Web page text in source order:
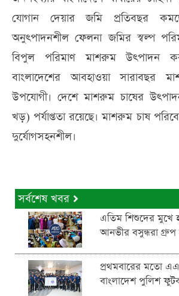
যোগান দেয়ার জমি প্রতিবছর
অনুৎপাদনশীল ফেলনা জমির স্বল্প
বিপুল পরিমাণ মাশরুম উৎপাদন
বাংলাদেশের আবহাওয়া সারাবছর
উপযোগী। দেশে মাশরুম চাষের
খড়) পর্যাপ্ততা রয়েছে। মাশরুম চাষ
দুর্যোগসহনশীল।
সর্বশেষ খবর
এতিম শিশুদের মুখে
আনভীর বসুন্ধরা গ্রুপ
প্রথমবারের মতো
বাংলাদেশ পুলিশ